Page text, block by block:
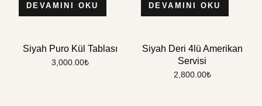
DEVAMINI OKU
Siyah Puro Kül Tablası
3,000.00₺
DEVAMINI OKU
Siyah Deri 4lü Amerikan
Servisi
2,800.00₺